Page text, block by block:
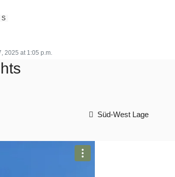
2025 at 1:05 p.m.
Süd-West Lage